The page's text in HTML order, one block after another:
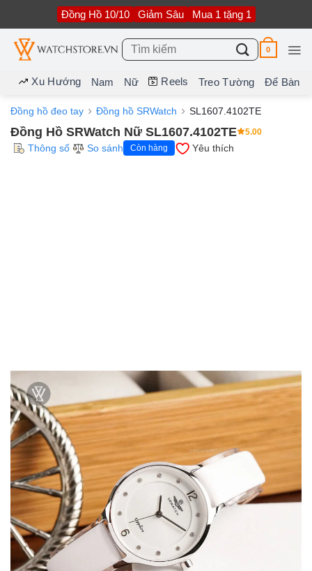
nội
dung
Đồng Hồ 10/10 Giảm Sâu Mua 1 tặng 1
Tìm
kiếm:
0
Xu Hướng Nam Nữ Reels Treo Tường Để Bàn
Đồng hồ đeo tay Đồng hồ SRWatch SL1607.4102TE
Đồng Hồ SRWatch Nữ SL1607.4102TE 5.00
Thông số So sánh Còn hàng Yêu thích